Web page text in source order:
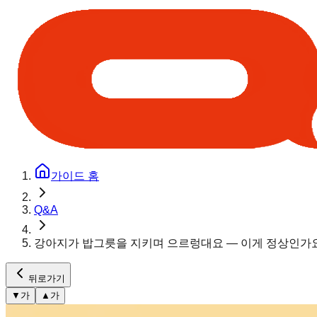
가이드 홈
Q&A
강아지가 밥그릇을 지키며 으르렁대요 — 이게 정상인가
뒤로가기
▼ 가 ▲ 가